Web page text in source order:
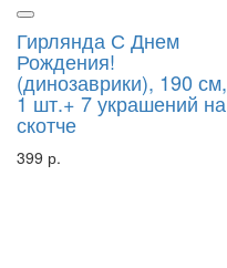
Гирлянда С Днем
Рождения!
(динозаврики), 190 см,
1 шт.+ 7 украшений на
скотче
399 р.